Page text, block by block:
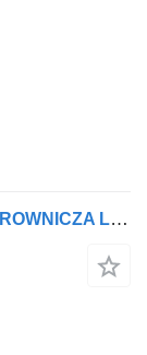
Roolisammas MAN PRZEKLADNIA KIEROWNICZA L2000 TGL 85466013004 tüübi jaoks sadulveoki MAN